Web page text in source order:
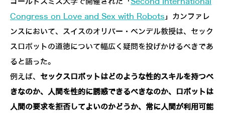
ゴールドスミス大学で開催された「Second International
Congress on Love and Sex with Robots 」カンファレ
ンスにおいて、スイスのオリバー・ベンデル教授は、セック
スロボットの道徳について幅広く疑問を投げかけるべきであ
ると語った。
例えば、 セックスロボットはどのような性的スキルを持つべ
きなのか、人間を性的に誘惑できるべきなのか、ロボットは
人間の要求を拒否してよいのかどうか、常に人間が利用可能